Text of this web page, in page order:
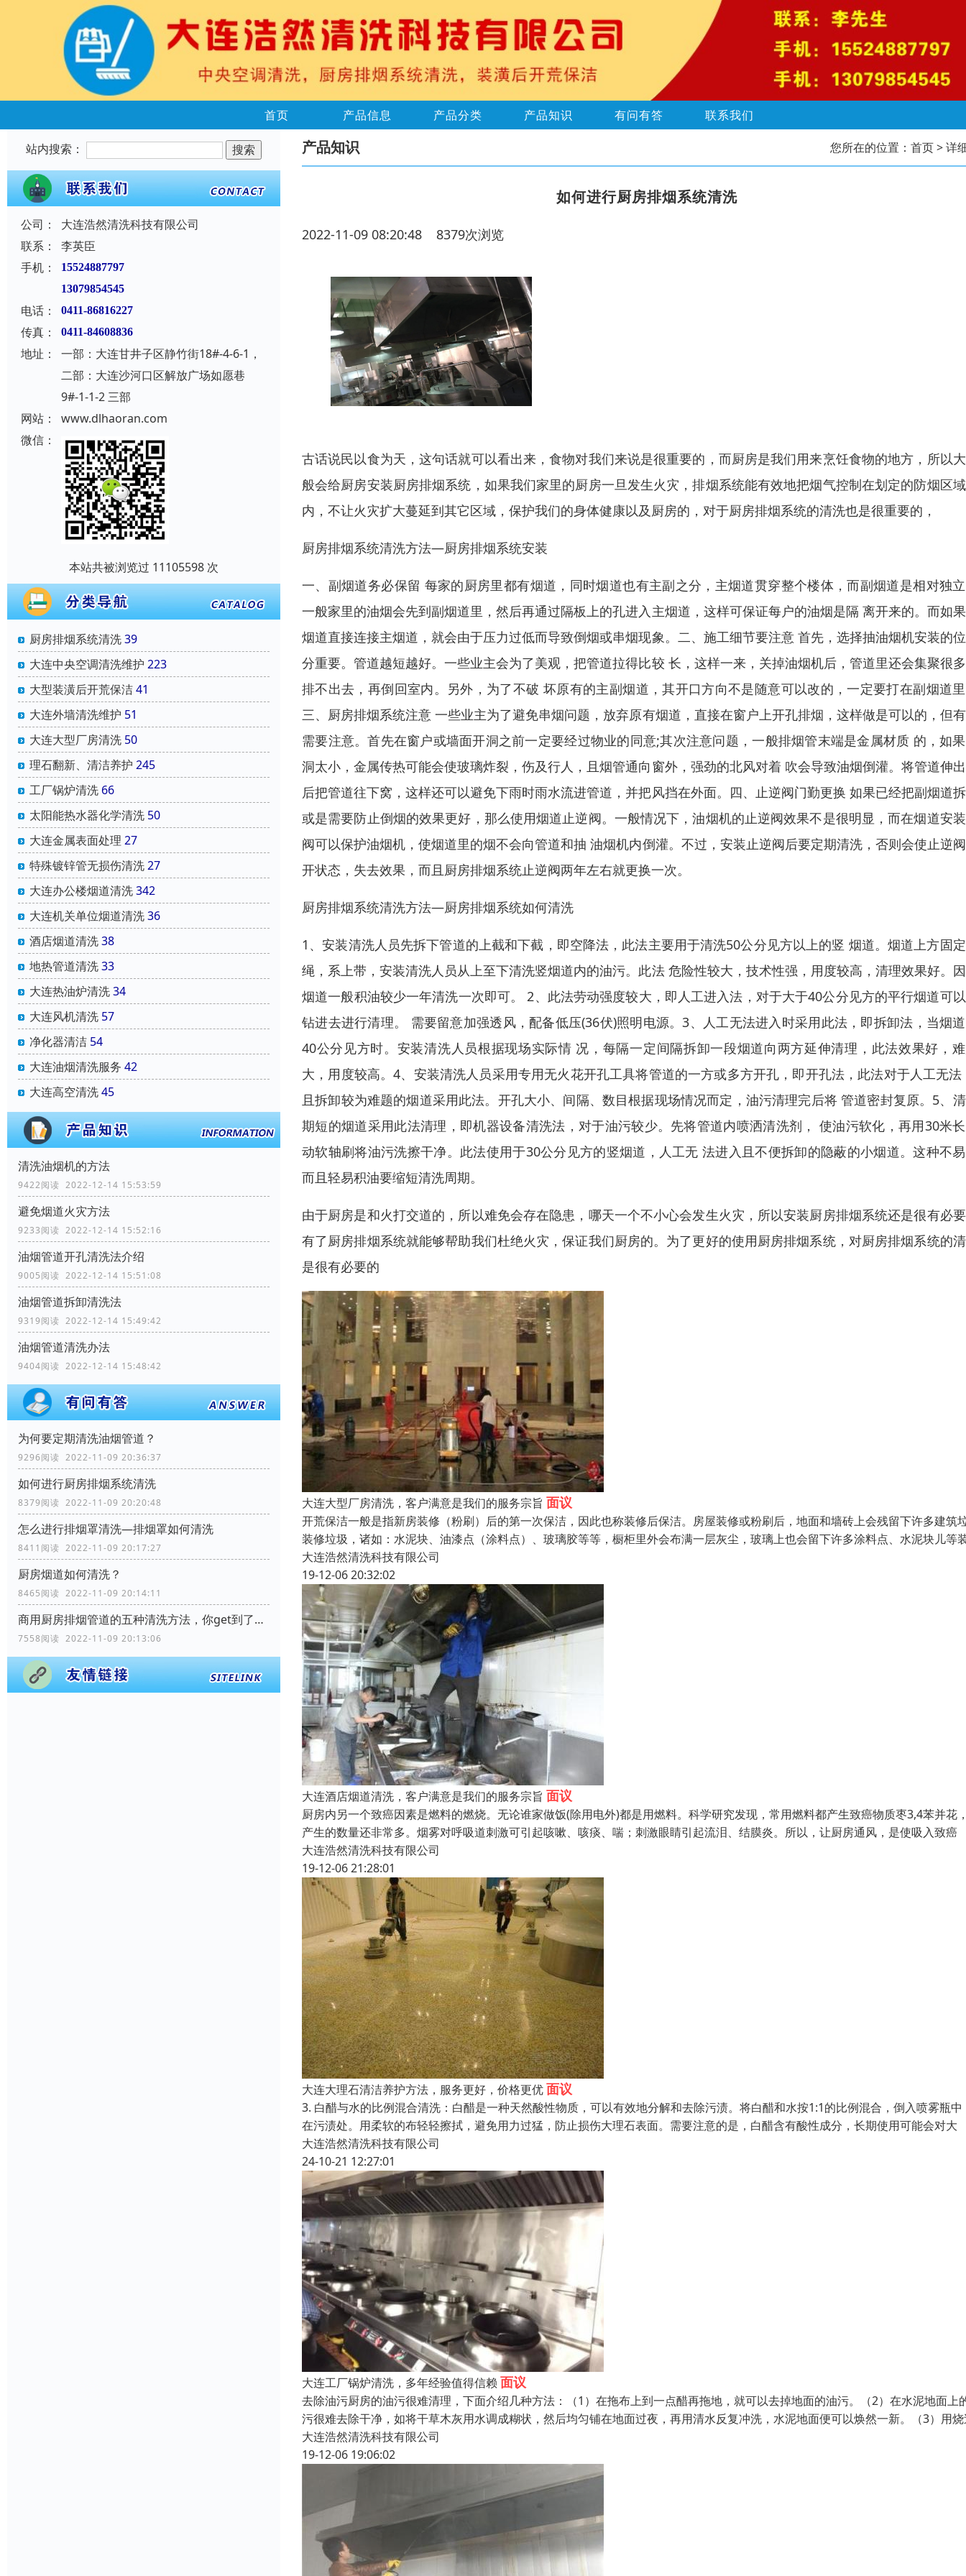
首页 产品信息 产品分类 产品知识 有问有答 联系我们
站内搜索：
公司：
大连浩然清洗科技有限公司
联系：
李英臣
手机：
15524887797
13079854545
电话： 0411-86816227
传真： 0411-84608836
地址：
一部：大连甘井子区静竹街18#-4-6-1，
二部：大连沙河口区解放广场如愿巷
9#-1-1-2 三部
网站：
www.dlhaoran.com
微信：
本站共被浏览过 11105598 次
厨房排烟系统清洗39
大连中央空调清洗维护 223
大型装潢后开荒保洁41
大连外墙清洗维护 51
大连大型厂房清洗 50
理石翻新、清洁养护 245
工厂锅炉清洗 66
太阳能热水器化学清洗 50
大连金属表面处理 27
特殊镀锌管无损伤清洗27
大连办公楼烟道清洗342
大连机关单位烟道清洗36
酒店烟道清洗38
地热管道清洗33
大连热油炉清洗34
大连风机清洗 57
净化器清洁 54
大连油烟清洗服务 42
大连高空清洗45
清洗油烟机的方法
9422阅读 2022-12-14 15:53:59
避免烟道火灾方法
9233阅读 2022-12-14 15:52:16
油烟管道开孔清洗法介绍
9005阅读 2022-12-14 15:51:08
油烟管道拆卸清洗法
9319阅读 2022-12-14 15:49:42
油烟管道清洗办法
9404阅读 2022-12-14 15:48:42
为何要定期清洗油烟管道？
9296阅读 2022-11-09 20:36:37
如何进行厨房排烟系统清洗
8379阅读 2022-11-09 20:20:48
怎么进行排烟罩清洗—排烟罩如何清洗
8411阅读 2022-11-09 20:17:27
厨房烟道如何清洗？
8465阅读 2022-11-09 20:14:11
商用厨房排烟管道的五种清洗方法，你get到了吗？
7558阅读 2022-11-09 20:13:06
产品知识 您所在的位置： 首页> 详
如何进行厨房排烟系统清洗
2022-11-09 08:20:48 8379次浏览
古话说民以食为天，这句话就可以看出来，食物对我们来说是很重要的，而厨房是我们用来烹饪食物的地方，所以
般会给厨房安装厨房排烟系统，如果我们家里的厨房一旦发生火灾，排烟系统能有效地把烟气控制在划定的防烟区
内，不让火灾扩大蔓延到其它区域，保护我们的身体健康以及厨房的，对于厨房排烟系统的清洗也是很重要的，
厨房排烟系统清洗方法—厨房排烟系统安装
一、副烟道务必保留 每家的厨房里都有烟道，同时烟道也有主副之分，主烟道贯穿整个楼体，而副烟道是相对独
一般家里的油烟会先到副烟道里，然后再通过隔板上的孔进入主烟道，这样可保证每户的油烟是隔 离开来的。而如
烟道直接连接主烟道，就会由于压力过低而导致倒烟或串烟现象。二、施工细节要注意 首先，选择抽油烟机安装的
分重要。管道越短越好。一些业主会为了美观，把管道拉得比较 长，这样一来，关掉油烟机后，管道里还会集聚很
排不出去，再倒回室内。另外，为了不破 坏原有的主副烟道，其开口方向不是随意可以改的，一定要打在副烟道
三、厨房排烟系统注意 一些业主为了避免串烟问题，放弃原有烟道，直接在窗户上开孔排烟，这样做是可以的，但
需要注意。首先在窗户或墙面开洞之前一定要经过物业的同意;其次注意问题，一般排烟管末端是金属材质 的，如
洞太小，金属传热可能会使玻璃炸裂，伤及行人，且烟管通向窗外，强劲的北风对着 吹会导致油烟倒灌。将管道伸
后把管道往下窝，这样还可以避免下雨时雨水流进管道，并把风挡在外面。四、止逆阀门勤更换 如果已经把副烟道
或是需要防止倒烟的效果更好，那么使用烟道止逆阀。一般情况下，油烟机的止逆阀效果不是很明显，而在烟道安
阀可以保护油烟机，使烟道里的烟不会向管道和抽 油烟机内倒灌。不过，安装止逆阀后要定期清洗，否则会使止逆
开状态，失去效果，而且厨房排烟系统止逆阀两年左右就更换一次。
厨房排烟系统清洗方法—厨房排烟系统如何清洗
1、安装清洗人员先拆下管道的上截和下截，即空降法，此法主要用于清洗50公分见方以上的竖 烟道。烟道上方固
绳，系上带，安装清洗人员从上至下清洗竖烟道内的油污。此法 危险性较大，技术性强，用度较高，清理效果好。
烟道一般积油较少一年清洗一次即可。 2、此法劳动强度较大，即人工进入法，对于大于40公分见方的平行烟道可
钻进去进行清理。 需要留意加强透风，配备低压(36伏)照明电源。3、人工无法进入时采用此法，即拆卸法，当烟
40公分见方时。安装清洗人员根据现场实际情 况，每隔一定间隔拆卸一段烟道向两方延伸清理，此法效果好，
大，用度较高。4、安装清洗人员采用专用无火花开孔工具将管道的一方或多方开孔，即开孔法，此法对于人工无法
且拆卸较为难题的烟道采用此法。开孔大小、间隔、数目根据现场情况而定，油污清理完后将 管道密封复原。5、
期短的烟道采用此法清理，即机器设备清洗法，对于油污较少。先将管道内喷洒清洗剂， 使油污软化，再用30米
动软轴刷将油污洗擦干净。此法使用于30公分见方的竖烟道，人工无 法进入且不便拆卸的隐蔽的小烟道。这种不
而且轻易积油要缩短清洗周期。
由于厨房是和火打交道的，所以难免会存在隐患，哪天一个不小心会发生火灾，所以安装厨房排烟系统还是很有必
有了厨房排烟系统就能够帮助我们杜绝火灾，保证我们厨房的。为了更好的使用厨房排烟系统，对厨房排烟系统的
是很有必要的
大连大型厂房清洗，客户满意是我们的服务宗旨 面议
开荒保洁一般是指新房装修（粉刷）后的第一次保洁，因此也称装修后保洁。房屋装修或粉刷后，地面和墙砖上会残留下许多建筑
装修垃圾，诸如：水泥块、油漆点（涂料点）、玻璃胶等等，橱柜里外会布满一层灰尘，玻璃上也会留下许多涂料点、水泥块儿等
大连浩然清洗科技有限公司
19-12-06 20:32:02
大连酒店烟道清洗，客户满意是我们的服务宗旨 面议
厨房内另一个致癌因素是燃料的燃烧。无论谁家做饭(除用电外)都是用燃料。科学研究发现，常用燃料都产生致癌物质枣3,4苯并花
产生的数量还非常多。烟雾对呼吸道刺激可引起咳嗽、咳痰、喘；刺激眼睛引起流泪、结膜炎。所以，让厨房通风，是使吸入致癌
大连浩然清洗科技有限公司
19-12-06 21:28:01
大连大理石清洁养护方法，服务更好，价格更优面议
3. 白醋与水的比例混合清洗：白醋是一种天然酸性物质，可以有效地分解和去除污渍。将白醋和水按1:1的比例混合，倒入喷雾瓶中
在污渍处。用柔软的布轻轻擦拭，避免用力过猛，防止损伤大理石表面。需要注意的是，白醋含有酸性成分，长期使用可能会对大
大连浩然清洗科技有限公司
24-10-21 12:27:01
大连工厂锅炉清洗，多年经验值得信赖 面议
去除油污厨房的油污很难清理，下面介绍几种方法：（1）在拖布上到一点醋再拖地，就可以去掉地面的油污。（2）在水泥地面上
污很难去除干净，如将干草木灰用水调成糊状，然后均匀铺在地面过夜，再用清水反复冲洗，水泥地面便可以焕然一新。（3）用
大连浩然清洗科技有限公司
19-12-06 19:06:02